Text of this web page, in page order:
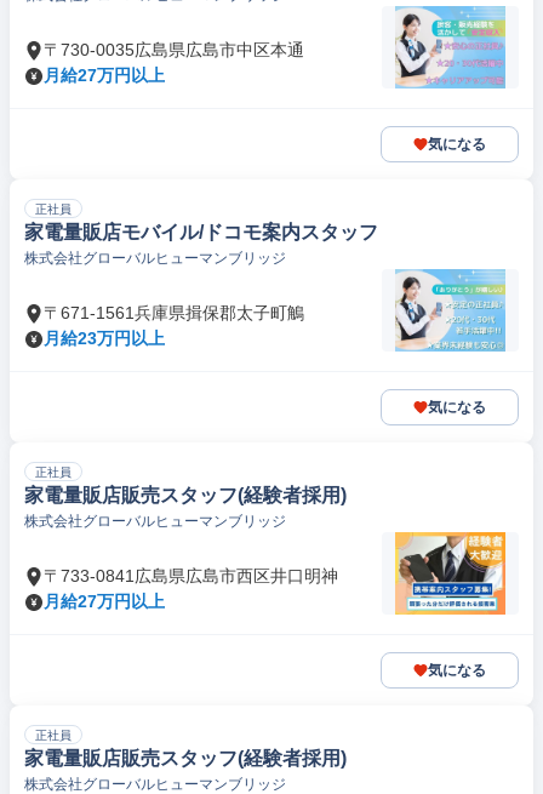
〒730-0035広島県広島市中区本通
月給27万円以上
気になる
正社員
家電量販店モバイル/ドコモ案内スタッフ
株式会社グローバルヒューマンブリッジ
〒671-1561兵庫県揖保郡太子町鵤
月給23万円以上
気になる
正社員
家電量販店販売スタッフ(経験者採用)
株式会社グローバルヒューマンブリッジ
〒733-0841広島県広島市西区井口明神
月給27万円以上
気になる
正社員
家電量販店販売スタッフ(経験者採用)
株式会社グローバルヒューマンブリッジ